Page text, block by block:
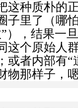
这种质朴的
子里了（哪
），结果一
这个原始人
或者内部有“
物那样子，